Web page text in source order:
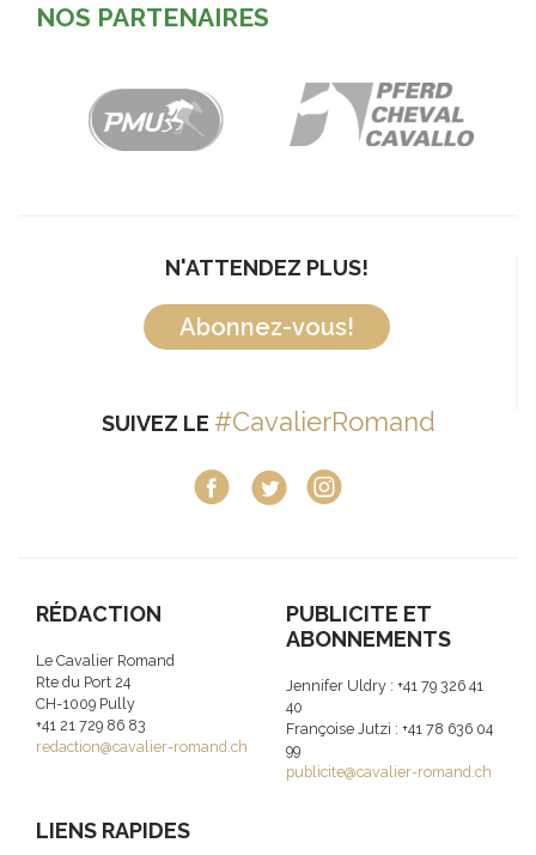
NOS PARTENAIRES
N'ATTENDEZ PLUS!
Abonnez-vous!
SUIVEZ LE #CavalierRomand
RÉDACTION
Le Cavalier Romand
Rte du Port 24
CH-1009 Pully
+41 21 729 86 83
redaction@cavalier-romand.ch
PUBLICITE ET
ABONNEMENTS
Jennifer Uldry : +41 79 326 41
40
Françoise Jutzi : +41 78 636 04
99
publicite@cavalier-romand.ch
LIENS RAPIDES